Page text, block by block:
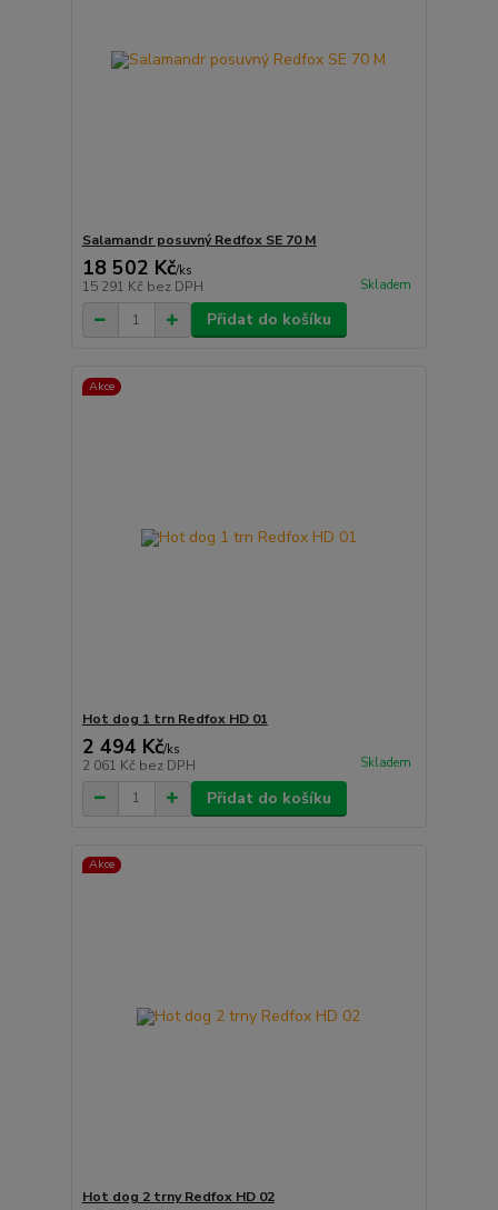
Salamandr posuvný Redfox SE 70 M
18 502 Kč/ks
15 291 Kč bez DPH Skladem
Přidat do košíku
Akce
Hot dog 1 trn Redfox HD 01
2 494 Kč/ks
2 061 Kč bez DPH Skladem
Přidat do košíku
Akce
Hot dog 2 trny Redfox HD 02